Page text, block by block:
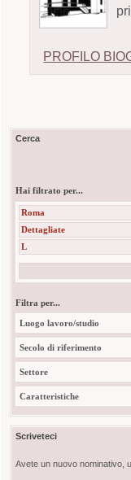
PROFILO
Cerca
Hai filtrato per...
Roma
Dettagliate
L
Filtra per...
Luogo lavoro/studio
Secolo di riferimento
Settore
Caratteristiche
Scriveteci
Avete un nuovo nominativo,